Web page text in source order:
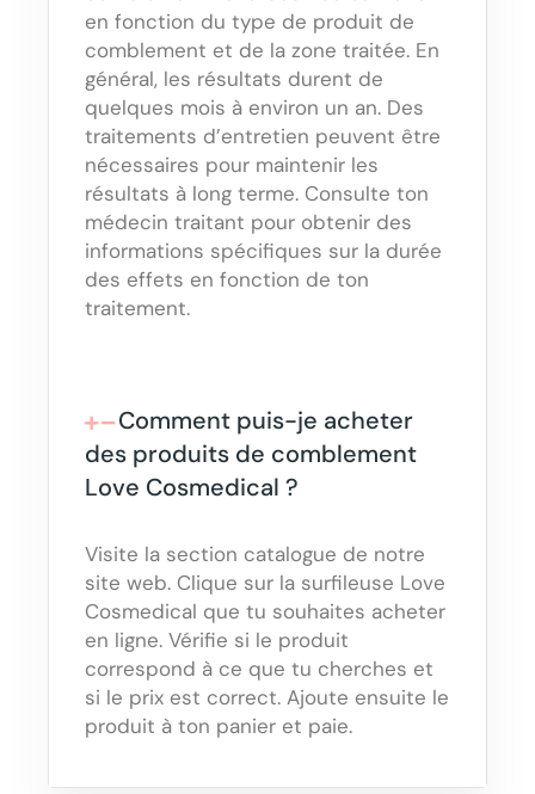
en fonction du type de produit de
comblement et de la zone traitée. En
général, les résultats durent de
quelques mois à environ un an. Des
traitements d’entretien peuvent être
nécessaires pour maintenir les
résultats à long terme. Consulte ton
médecin traitant pour obtenir des
informations spécifiques sur la durée
des effets en fonction de ton
traitement.
Comment puis-je acheter
des produits de comblement
Love Cosmedical ?
Visite la section catalogue de notre
site web. Clique sur la surfileuse Love
Cosmedical que tu souhaites acheter
en ligne. Vérifie si le produit
correspond à ce que tu cherches et
si le prix est correct. Ajoute ensuite le
produit à ton panier et paie.